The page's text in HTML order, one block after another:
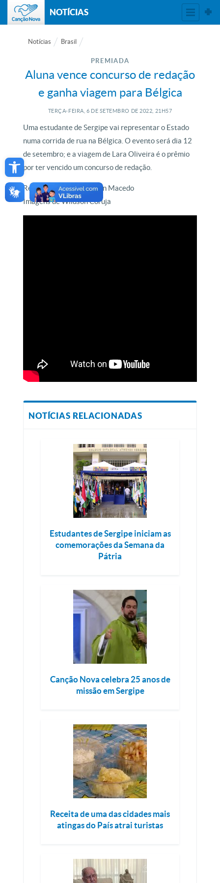
Open toolbar
NOTÍCIAS
Notícias Brasil
PREMIADA
Aluna vence concurso de redação
e ganha viagem para Bélgica
TERÇA-FEIRA, 6 DE SETEMBRO DE 2022, 21H57
Uma estudante de Sergipe vai representar o Estado
numa corrida de rua na Bélgica. O evento será dia 12
de setembro; e a viagem de Lara Oliveira é o prêmio
por ter vencido um concurso de redação.
Reportagem de Cleverton Macedo
Imagens de Wildson Coruja
NOTÍCIAS RELACIONADAS
Estudantes de Sergipe iniciam as
comemorações da Semana da
Pátria
Canção Nova celebra 25 anos de
missão em Sergipe
Receita de uma das cidades mais
atingas do País atrai turistas